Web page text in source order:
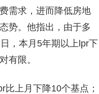
需求，进而降低房地
势。他指出，由于多
，本月5年期以上lpr下
有限。
上月下降10个基点；